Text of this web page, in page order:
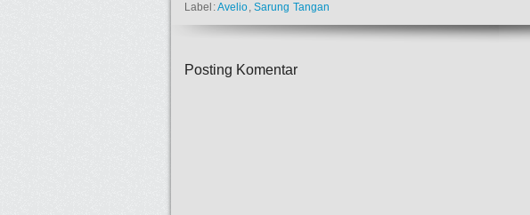
Label:Avelio, Sarung Tangan
Posting Komentar